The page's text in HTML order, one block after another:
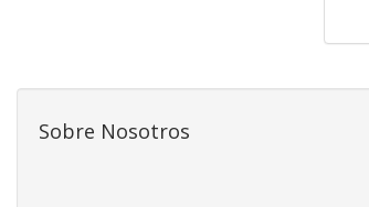
Sobre Nosotros